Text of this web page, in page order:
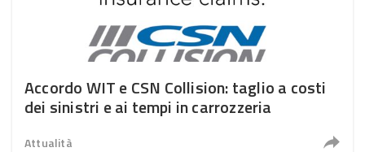
Accordo WIT e CSN Collision: taglio a costi
dei sinistri e ai tempi in carrozzeria
Attualità